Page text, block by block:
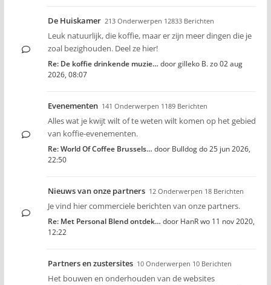
De Huiskamer 213 Onderwerpen 12833 Berichten
Leuk natuurlijk, die koffie, maar er zijn meer dingen die je
zoal bezighouden. Deel ze hier!
Re: De koffie drinkende muzie… doorgilleko B.zo 02 aug
2026, 08:07
Evenementen 141 Onderwerpen 1189 Berichten
Alles wat je kwijt wilt of te weten wilt komen op het gebied
van koffie-evenementen.
Re: World Of Coffee Brussels… door Bulldogdo 25 jun 2026,
22:50
Nieuws van onze partners 12 Onderwerpen 18 Berichten
Je vind hier commerciele berichten van onze partners.
Re: Met Personal Blend ontdek… door HanRwo 11 nov 2020,
12:22
Partners en zustersites 10 Onderwerpen 10 Berichten
Het bouwen en onderhouden van de websites